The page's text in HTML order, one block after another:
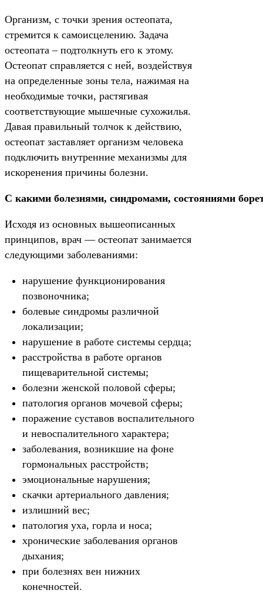
Организм, с точки зрения остеопата,
стремится к самоисцелению. Задача
остеопата – подтолкнуть его к этому.
Остеопат справляется с ней, воздействуя
на определенные зоны тела, нажимая на
необходимые точки, растягивая
соответствующие мышечные сухожилья.
Давая правильный толчок к действию,
остеопат заставляет организм человека
подключить внутренние механизмы для
искоренения причины болезни.
С какими болезнями, синдромами, состояниями
Исходя из основных вышеописанных
принципов, врач — остеопат занимается
следующими заболеваниями:
нарушение функционирования
позвоночника;
болевые синдромы различной
локализации;
нарушение в работе системы сердца;
расстройства в работе органов
пищеварительной системы;
болезни женской половой сферы;
патология органов мочевой сферы;
поражение суставов воспалительного
и невоспалительного характера;
заболевания, возникшие на фоне
гормональных расстройств;
эмоциональные нарушения;
скачки артериального давления;
излишний вес;
патология уха, горла и носа;
хронические заболевания органов
дыхания;
при болезнях вен нижних
конечностей.